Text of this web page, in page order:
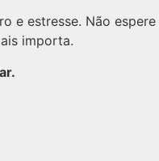
e estresse. Não espere
importa.